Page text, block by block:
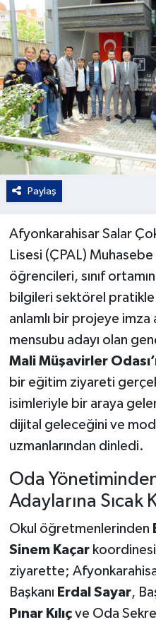
Paylaş
Afyonkarahisar Salar
Lisesi (ÇPAL) Muhasebe
öğrencileri, sınıf
bilgileri sektörel pratikle
anlamlı bir projeye
mensubu adayı olan
Mali Müşavirler
bir eğitim ziyareti
isimleriyle bir araya
dijital geleceğini ve
uzmanlarından dinledi.
Oda
Adaylarına Sıcak
Okul öğretmenlerinden
Sinem Kaçar
ziyarette;
Başkanı Erdal Sayar,
Pınar Kılıçve Oda